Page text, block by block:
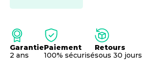
Garantie
2 ans
Paiement
100% sécurisé
Retours
sous 30 jours